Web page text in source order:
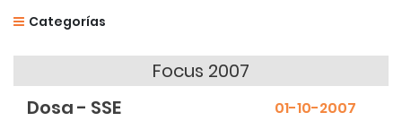
Categorías
Focus 2007
Dosa - SSE
01-10-2007